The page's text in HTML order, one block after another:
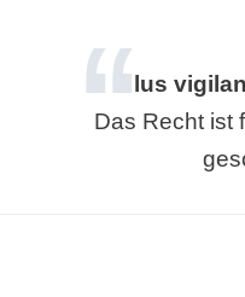
lus
Das Recht ist